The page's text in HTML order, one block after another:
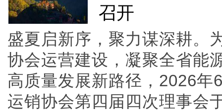
召开
盛夏启新序，聚力谋深耕。
协会运营建设，凝聚全省能
高质量发展新路径，2026年
运销协会第四届四次理事会